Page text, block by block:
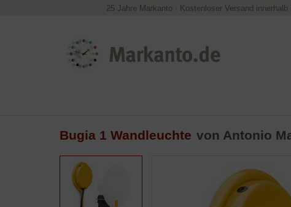
25 Jahre Markanto · Kostenloser Versand
Bugia 1 Wandleuchte von Antonio